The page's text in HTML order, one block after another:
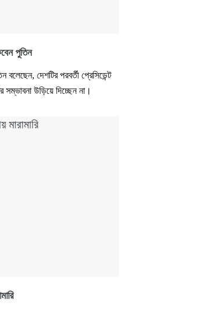
পুতিন
বলেছেন, দেশটির পরবর্তী প্রেসিডেন্ট
সম্ভাবনা উড়িয়ে দিচ্ছেন না।